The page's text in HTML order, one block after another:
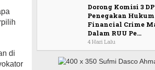
di
Dorong Komisi 3
Penegakan Hukum
Financial Crime
Dalam RUU Pe…
4 Hari Lalu